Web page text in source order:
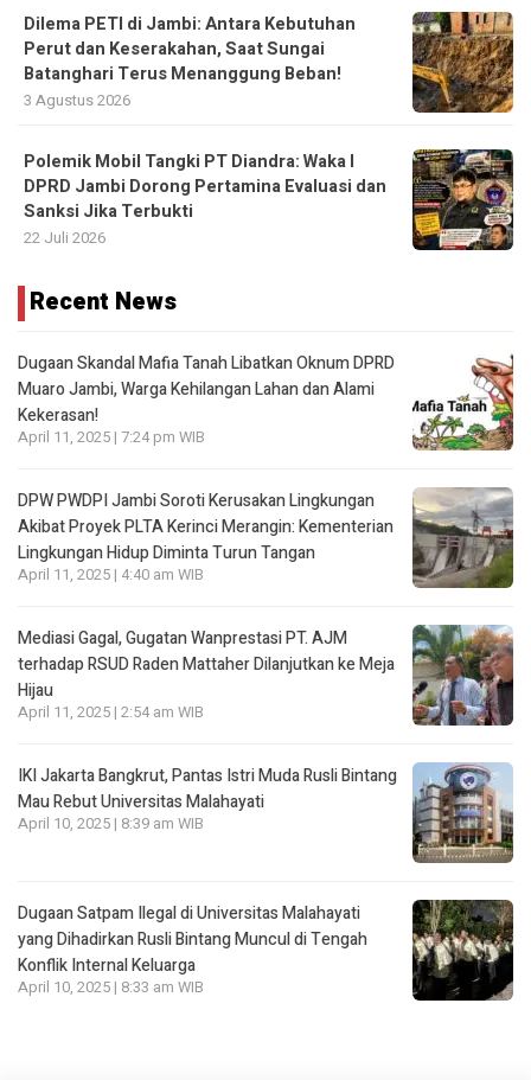
Dilema PETI di Jambi: Antara Kebutuhan
Perut dan Keserakahan, Saat Sungai
Batanghari Terus Menanggung Beban!
3 Agustus 2026
Polemik Mobil Tangki PT Diandra: Waka I
DPRD Jambi Dorong Pertamina Evaluasi dan
Sanksi Jika Terbukti
22 Juli 2026
Recent News
Dugaan Skandal Mafia Tanah Libatkan Oknum DPRD
Muaro Jambi, Warga Kehilangan Lahan dan Alami
Kekerasan!
April 11, 2025 | 7:24 pm WIB
DPW PWDPI Jambi Soroti Kerusakan Lingkungan
Akibat Proyek PLTA Kerinci Merangin: Kementerian
Lingkungan Hidup Diminta Turun Tangan
April 11, 2025 | 4:40 am WIB
Mediasi Gagal, Gugatan Wanprestasi PT. AJM
terhadap RSUD Raden Mattaher Dilanjutkan ke Meja
Hijau
April 11, 2025 | 2:54 am WIB
IKI Jakarta Bangkrut, Pantas Istri Muda Rusli Bintang
Mau Rebut Universitas Malahayati
April 10, 2025 | 8:39 am WIB
Dugaan Satpam Ilegal di Universitas Malahayati
yang Dihadirkan Rusli Bintang Muncul di Tengah
Konflik Internal Keluarga
April 10, 2025 | 8:33 am WIB